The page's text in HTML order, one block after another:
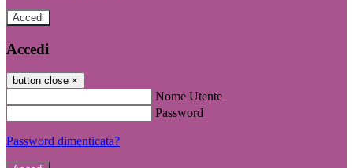
Accedi
Accedi
button close ×
Nome Utente
Password
Password dimenticata?